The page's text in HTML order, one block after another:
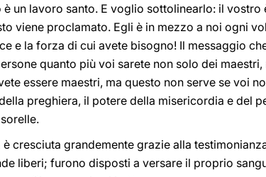
un lavoro santo. E voglio sottolinearlo: il vostro
viene proclamato. Egli è in mezzo a noi ogni
e la forza di cui avete bisogno! Il messaggio
quanto più voi sarete non solo dei
essere maestri, ma questo non serve se voi
preghiera, il potere della misericordia e del
cresciuta grandemente grazie alla
liberi; furono disposti a versare il proprio